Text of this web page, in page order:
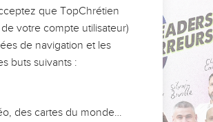
que TopChrétien
votre compte utilisateur)
de navigation et les
buts suivants :
des cartes du monde…